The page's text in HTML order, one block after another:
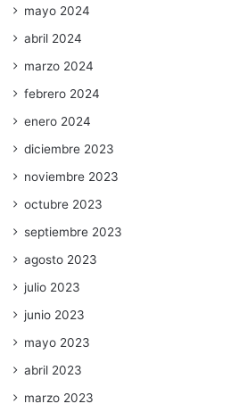
mayo 2024
abril 2024
marzo 2024
febrero 2024
enero 2024
diciembre 2023
noviembre 2023
octubre 2023
septiembre 2023
agosto 2023
julio 2023
junio 2023
mayo 2023
abril 2023
marzo 2023